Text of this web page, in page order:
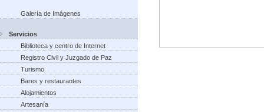
Galería de Imágenes
Servicios
Biblioteca y centro de Internet
Registro Civil y Juzgado de Paz
Turismo
Bares y restaurantes
Alojamientos
Artesanía